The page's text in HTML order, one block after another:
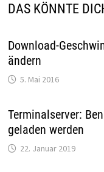
DAS KÖNNTE
Download-
ändern
5. Mai 2016
Terminalserver:
geladen werden
22. Januar 2019